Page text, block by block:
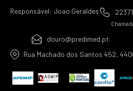
Responsável: Joao Geraldes
douro@predimed.pt
Rua Machado dos Santos 452,